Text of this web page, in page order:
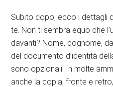
Subito dopo, ecco i dettagli
te. Non ti sembra equo che
davanti? Nome, cognome,
del documento d’identità
sono opzionali. In molte
anche la copia, fronte e